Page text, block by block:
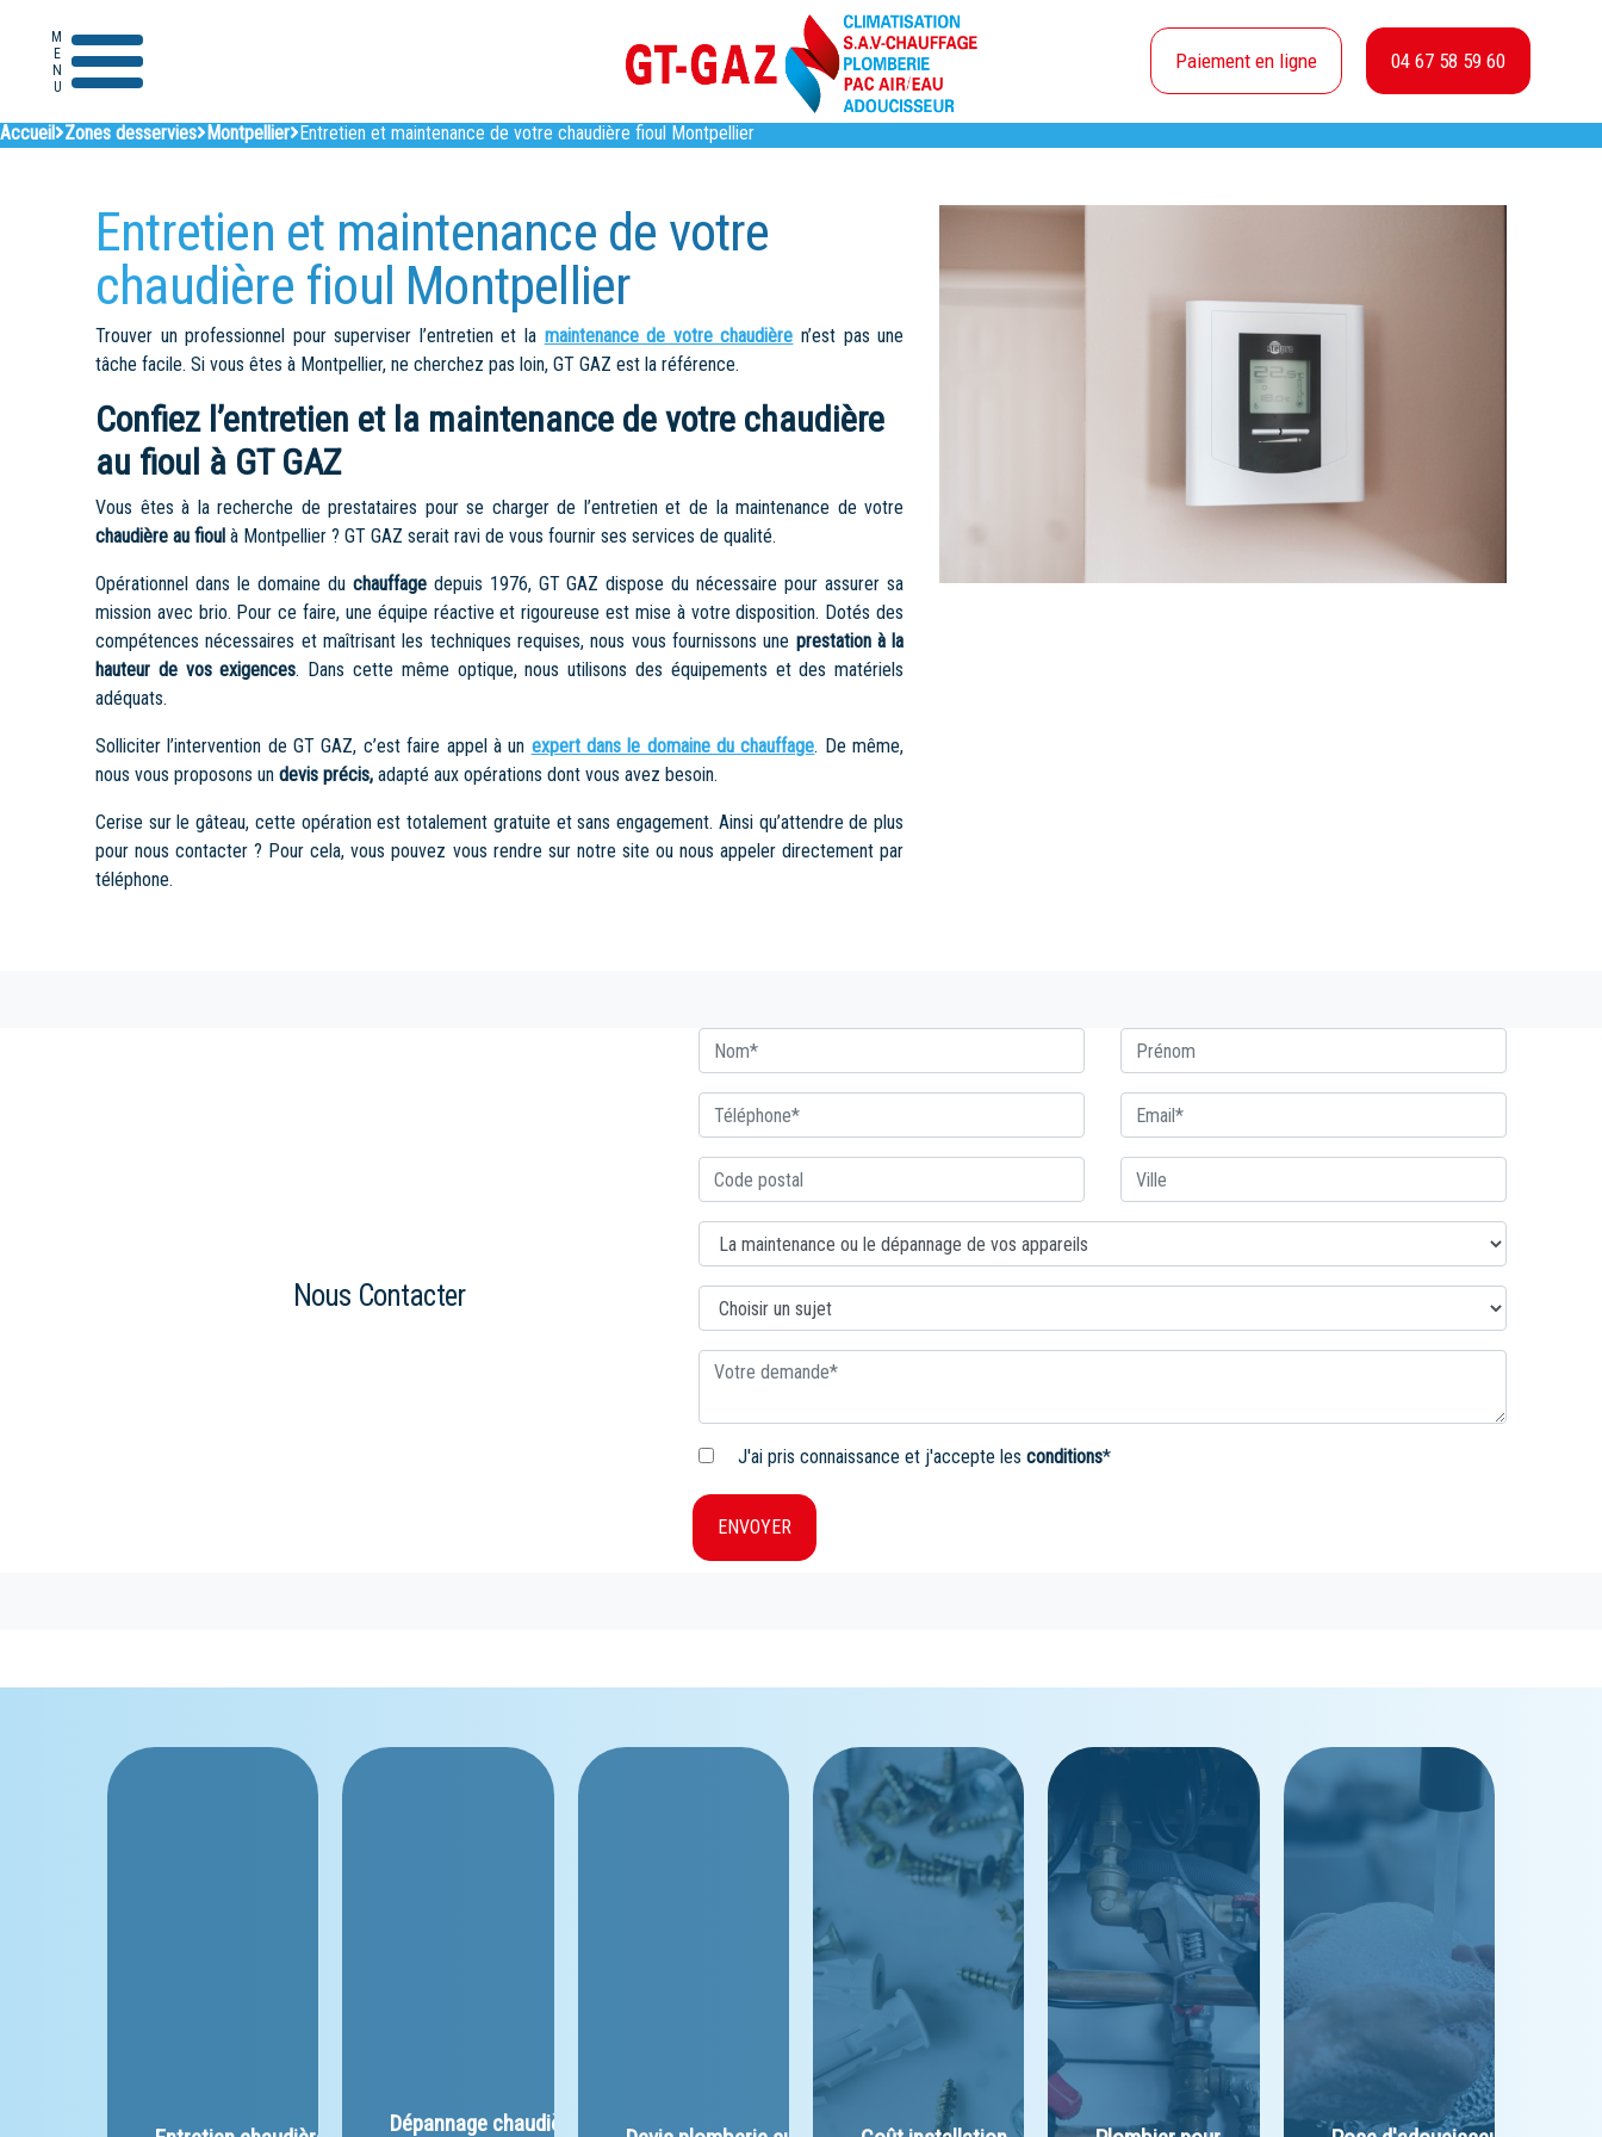
MENU Paiement en ligne 04 67 58 59 60
Accueil Zones desservies Montpellier Entretien et maintenance de votre chaudière fioul Montpellier
Entretien et maintenance de votre
chaudière fioul Montpellier
Trouver un professionnel pour superviser l’entretien et la maintenance de votre chaudière n’est pas une
tâche facile. Si vous êtes à Montpellier, ne cherchez pas loin, GT GAZ est la référence.
Confiez l’entretien et la maintenance de votre chaudière
au fioul à GT GAZ
Vous êtes à la recherche de prestataires pour se charger de l’entretien et de la maintenance de votre
chaudière au fioul à Montpellier ? GT GAZ serait ravi de vous fournir ses services de qualité.
Opérationnel dans le domaine du chauffagedepuis 1976, GT GAZ dispose du nécessaire pour assurer sa
mission avec brio. Pour ce faire, une équipe réactive et rigoureuse est mise à votre disposition. Dotés des
compétences nécessaires et maîtrisant les techniques requises, nous vous fournissons une prestation à la
hauteur de vos exigences. Dans cette même optique, nous utilisons des équipements et des matériels
adéquats.
Solliciter l’intervention de GT GAZ, c’est faire appel à un expert dans le domaine du chauffage. De même,
nous vous proposons un devis précis, adapté aux opérations dont vous avez besoin.
Cerise sur le gâteau, cette opération est totalement gratuite et sans engagement. Ainsi qu’attendre de plus
pour nous contacter ? Pour cela, vous pouvez vous rendre sur notre site ou nous appeler directement par
téléphone.
Nous Contacter
J'ai pris connaissance et j'accepte les conditions*
ENVOYER
﻿Dépannage chaudière